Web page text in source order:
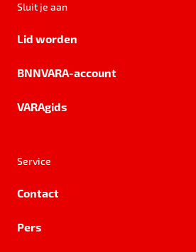
Sluit je aan
Lid worden
BNNVARA-account
VARAgids
Service
Contact
Pers